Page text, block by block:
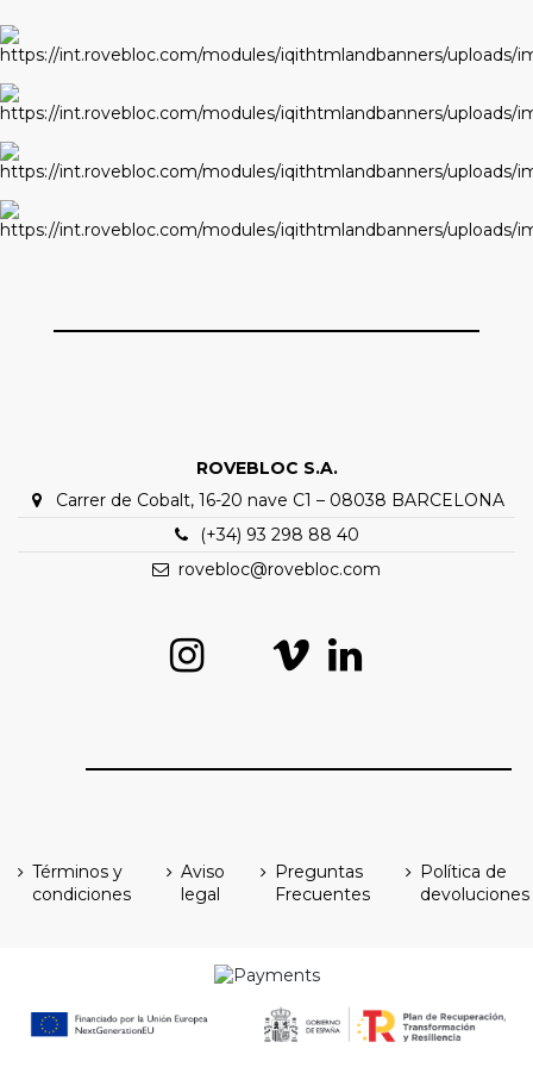
ROVEBLOC S.A.
Carrer de Cobalt, 16-20 nave C1 – 08038 BARCELONA
(+34) 93 298 88 40
rovebloc@rovebloc.com
Términos y
condiciones
Aviso
legal
Preguntas
Frecuentes
Política de
devoluciones